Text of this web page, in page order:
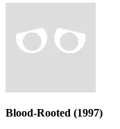
Blood-Rooted (1997)